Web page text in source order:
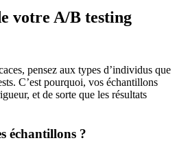
votre A/B testing
pensez aux types d’individus que
C’est pourquoi, vos échantillons
et de sorte que les résultats
échantillons ?